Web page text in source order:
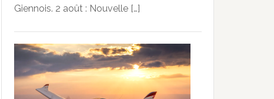
Giennois. 2 août : Nouvelle […]